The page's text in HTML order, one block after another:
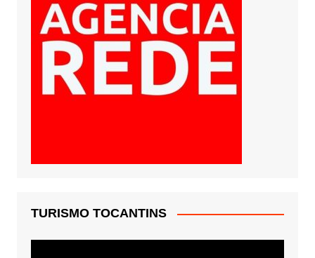
TURISMO TOCANTINS